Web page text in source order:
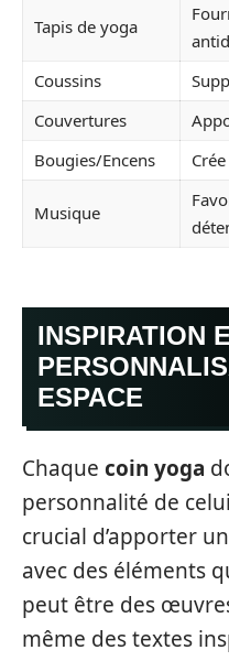
Tapis de yoga
Coussins
Couvertures
Bougies/Encens
Musique
INSPIRATION
ESPACE
Chaque coin yoga
personnalité de
crucial d’apporter
avec des éléments
peut être des
même des textes